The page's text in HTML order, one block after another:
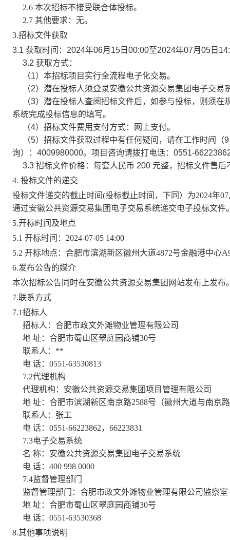
2.6 本次招标不接受联合体投标。
2.7 其他要求：无。
3.招标文件获取
3.1 获取时间：2024年06月15日00:00至2024年07月05日
3.2 获取方式：
（1）本招标项目实行全流程电子化交易。
（2）潜在投标人须登录安徽公共资源交易集团电子交易
（3）潜在投标人查阅招标文件后，如参与投标，则须
系统完成投标信息的填写。
（4）招标文件费用支付方式：网上支付。
（5）招标文件获取过程中有任何疑问，请在工作时间
询）：4009980000。项目咨询请拨打电话：0551-
3.3 招标文件价格：每套人民币 200 元整，招标文件售后
4. 投标文件的递交
投标文件递交的截止时间(投标截止时间，下同）为2024年
通过安徽公共资源交易集团电子交易系统递交电子投标文件
5.开标时间及地点
5.1 开标时间： 2024-07-05 14:00
5.2 开标地点： 合肥市滨湖新区徽州大道4872号金融港中心
6.发布公告的媒介
本次招标公告同时在安徽公共资源交易集团网站发布上发布
7.联系方式
7.1招标人
招标人：合肥市政文外滩物业管理有限公司
地 址：合肥市蜀山区翠庭园商铺30号
联系人：**
电 话：0551-63530813
7.2代理机构
代理机构：安徽公共资源交易集团项目管理有限公司
地 址：合肥市滨湖新区南京路2588号（徽州大道与南京
联系人：张工
电 话：0551-66223862，66223831
7.3电子交易系统
名 称：安徽公共资源交易集团电子交易系统
电 话：400 998 0000
7.4监督管理部门
监督管理部门：合肥市政文外滩物业管理有限公司监察室
地 址：合肥市蜀山区翠庭园商铺30号
电 话：0551-63530368
8.其他事项说明